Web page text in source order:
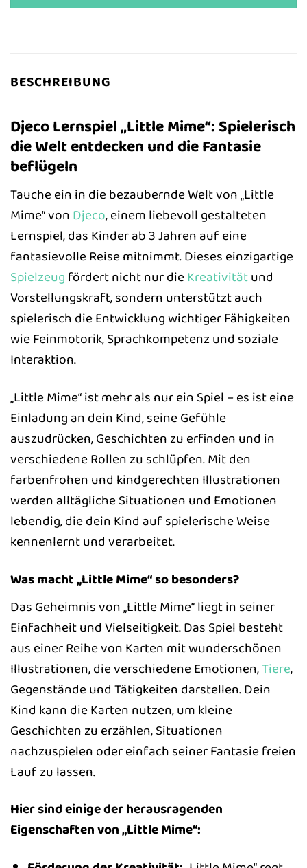
BESCHREIBUNG
Djeco Lernspiel „Little Mime“: Spielerisch
die Welt entdecken und die Fantasie
beflügeln
Tauche ein in die bezaubernde Welt von „Little
Mime“ von Djeco, einem liebevoll gestalteten
Lernspiel, das Kinder ab 3 Jahren auf eine
fantasievolle Reise mitnimmt. Dieses einzigartige
Spielzeug fördert nicht nur dieKreativitätund
Vorstellungskraft, sondern unterstützt auch
spielerisch die Entwicklung wichtiger Fähigkeiten
wie Feinmotorik, Sprachkompetenz und soziale
Interaktion.
„Little Mime“ ist mehr als nur ein Spiel – es ist eine
Einladung an dein Kind, seine Gefühle
auszudrücken, Geschichten zu erfinden und in
verschiedene Rollen zu schlüpfen. Mit den
farbenfrohen und kindgerechten Illustrationen
werden alltägliche Situationen und Emotionen
lebendig, die dein Kind auf spielerische Weise
kennenlernt und verarbeitet.
Was macht „Little Mime“ so besonders?
Das Geheimnis von „Little Mime“ liegt in seiner
Einfachheit und Vielseitigkeit. Das Spiel besteht
aus einer Reihe von Karten mit wunderschönen
Illustrationen, die verschiedene Emotionen,Tiere,
Gegenstände und Tätigkeiten darstellen. Dein
Kind kann die Karten nutzen, um kleine
Geschichten zu erzählen, Situationen
nachzuspielen oder einfach seiner Fantasie freien
Lauf zu lassen.
Hier sind einige der herausragenden
Eigenschaften von „Little Mime“: